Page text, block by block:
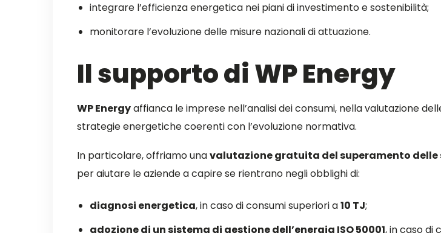
integrare l’efficienza energetica nei piani di investimento e sostenibilità;
monitorare l’evoluzione delle misure nazionali di attuazione.
Il supporto di WP Energy
WP Energyaffianca le imprese nell’analisi dei consumi, nella valutazione
strategie energetiche coerenti con l’evoluzione normativa.
In particolare, offriamo unavalutazione gratuita del superamento delle
per aiutare le aziende a capire se rientrano negli obblighi di:
diagnosi energetica, in caso di consumi superiori a10 TJ;
adozione di un sistema di gestione dell’energia ISO 50001, in caso di